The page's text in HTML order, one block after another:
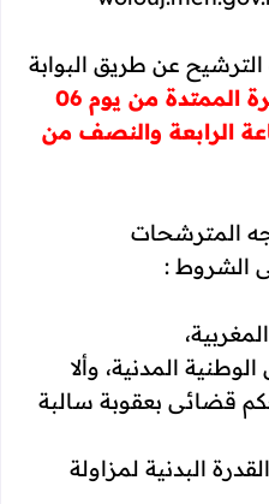
عن طريق البوابة
الفترة الممتدة من يوم 06
الساعة الرابعة والنصف من
المترشحات
الشروط :
المدنية، وألا
قضائى بعقوبة سالبة
البدنية لمزاولة